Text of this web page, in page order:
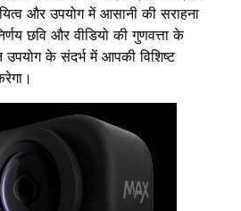
और उपयोग में आसानी की सराहना
छवि और वीडियो की गुणवत्ता के
के संदर्भ में आपकी विशिष्ट